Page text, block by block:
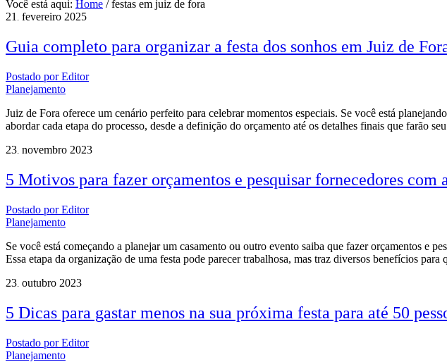
Você está aqui: Home / festas em juiz de fora
21 . fevereiro 2025
Guia completo para organizar a festa dos sonhos em Juiz de
Postado porEditor
Planejamento
Juiz de Fora oferece um cenário perfeito para celebrar momentos especiais. Se você está
abordar cada etapa do processo, desde a definição do orçamento até os detalhes finais que farão
23. novembro 2023
5 Motivos para fazer orçamentos e pesquisar fornecedores com
Postado porEditor
Planejamento
Se você está começando a planejar um casamento ou outro evento saiba que fazer orçamentos e
Essa etapa da organização de uma festa pode parecer trabalhosa, mas traz diversos benefícios
23 outubro 2023
5 Dicas para gastar menos na sua próxima festa para até 50
Postado porEditor
Planejamento